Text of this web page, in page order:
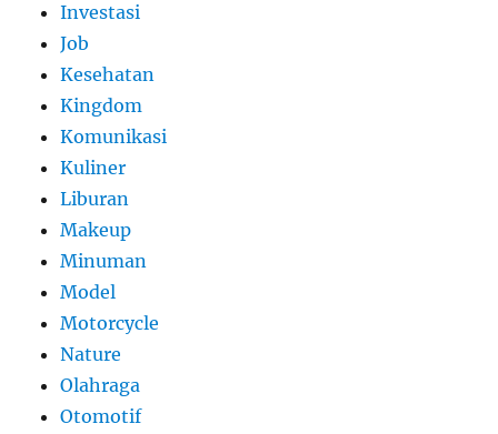
Investasi
Job
Kesehatan
Kingdom
Komunikasi
Kuliner
Liburan
Makeup
Minuman
Model
Motorcycle
Nature
Olahraga
Otomotif